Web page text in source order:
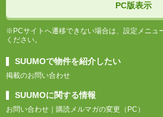
PC版表示
※PCサイトへ遷移できない場合は、設定メニュ
ください。
SUUMOで物件を紹介したい
掲載のお問い合わせ
SUUMOに関する情報
お問い合わせ 購読メルマガの変更（PC）